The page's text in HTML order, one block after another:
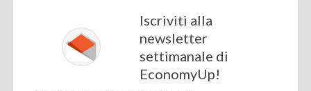
Iscriviti alla
newsletter
settimanale di
EconomyUp!